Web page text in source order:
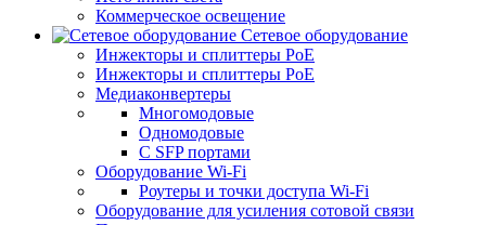
Коммерческое освещение
Сетевое оборудование
Инжекторы и сплиттеры PoE
Инжекторы и сплиттеры РоЕ
Медиаконвертеры
Многомодовые
Одномодовые
С SFP портами
Оборудование Wi-Fi
Роутеры и точки доступа Wi-Fi
Оборудование для усиления сотовой связи